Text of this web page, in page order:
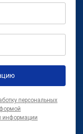
персональных
информации